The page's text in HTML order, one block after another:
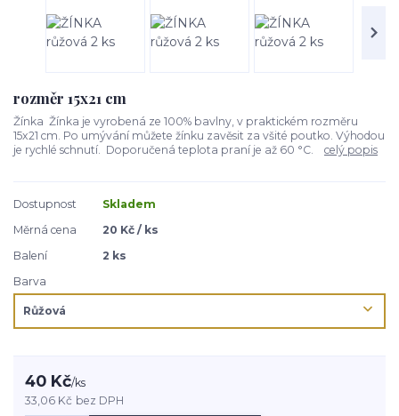
rozměr 15x21 cm
Žínka Žínka je vyrobená ze 100% bavlny, v praktickém rozměru
15x21 cm. Po umývání můžete žínku zavěsit za všité poutko. Výhodou
je rychlé schnutí. Doporučená teplota praní je až 60 °C. celý popis
Dostupnost
Skladem
Měrná cena
20 Kč / ks
Balení
2 ks
Barva
40 Kč/ks
33,06 Kč bez DPH